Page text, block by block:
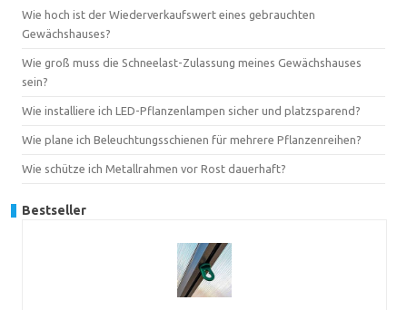
Wie hoch ist der Wiederverkaufswert eines gebrauchten
Gewächshauses?
Wie groß muss die Schneelast-Zulassung meines Gewächshauses
sein?
Wie installiere ich LED-Pflanzenlampen sicher und platzsparend?
Wie plane ich Beleuchtungsschienen für mehrere Pflanzenreihen?
Wie schütze ich Metallrahmen vor Rost dauerhaft?
Bestseller